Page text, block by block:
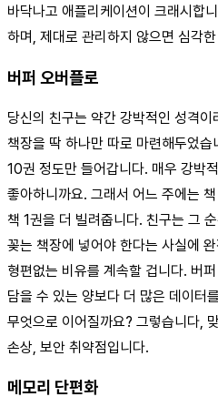
바닥나고 애플리케이션이 크래시합
하며, 제대로 관리하지 않으면 심각
버퍼 오버플로
당신의 친구는 약간 강박적인 성격
책장을 딱 하나만 따로 마련해두었
10권 정도만 들어갑니다. 매우 강박
좋아하니까요. 그래서 어느 주에는
책 1권을 더 빌려줍니다. 친구는 그
꽂는 책장에 넣어야 한다는 사실에
형편없는 비유를 계속할 겁니다. 버
담을 수 있는 양보다 더 많은 데이터
무엇으로 이어질까요? 그렇습니다,
손상, 보안 취약점입니다.
메모리 단편화